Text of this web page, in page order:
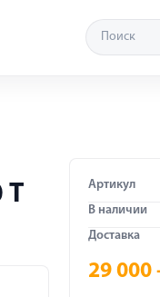
Т
Артикул
В наличии
Доставка
29 000